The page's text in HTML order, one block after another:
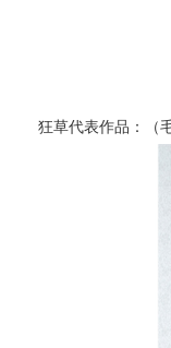
狂草代表作品：（